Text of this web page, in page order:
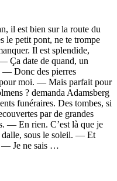
il est bien sur la route du
le petit pont, ne te trompe
Il est splendide,
Ça date de quand, un
Donc des pierres
pour moi. — Mais parfait pour
? demanda Adamsberg
funéraires. Des tombes, si
par de grandes
— En rien. C’est là que je
dalle, sous le soleil. — Et
— Je ne sais …